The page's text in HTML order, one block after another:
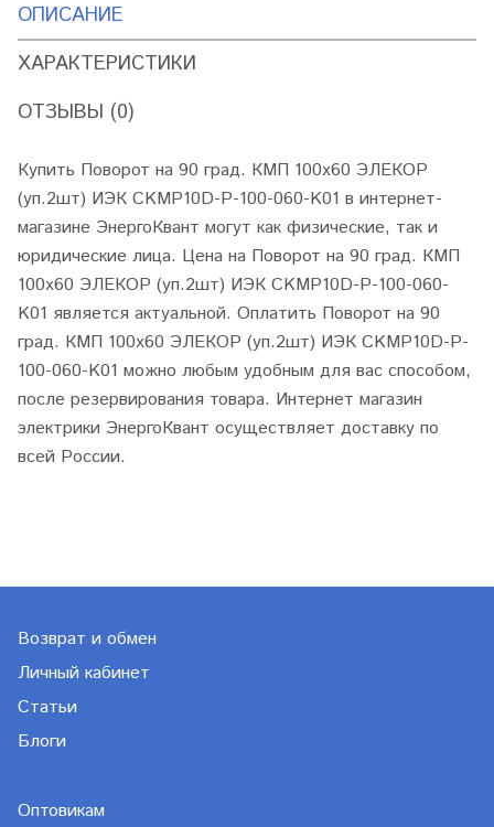
ОПИСАНИЕ
ХАРАКТЕРИСТИКИ
ОТЗЫВЫ (0)
Купить Поворот на 90 град. КМП 100х60 ЭЛЕКОР
(уп.2шт) ИЭК CKMP10D-P-100-060-K01 в интернет-
магазине ЭнергоКвант могут как физические, так и
юридические лица. Цена на Поворот на 90 град. КМП
100х60 ЭЛЕКОР (уп.2шт) ИЭК CKMP10D-P-100-060-
K01 является актуальной. Оплатить Поворот на 90
град. КМП 100х60 ЭЛЕКОР (уп.2шт) ИЭК CKMP10D-P-
100-060-K01 можно любым удобным для вас способом,
после резервирования товара. Интернет магазин
электрики ЭнергоКвант осуществляет доставку по
всей России.
Возврат и обмен
Личный кабинет
Статьи
Блоги
Оптовикам